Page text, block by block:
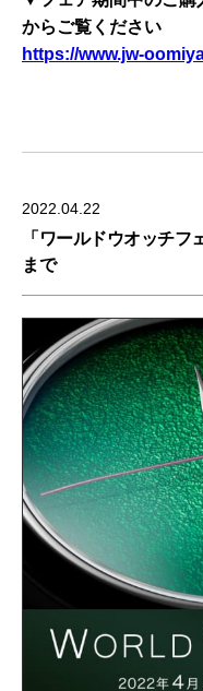
からご覧ください
https://www.jw-
2022.04.22
「ワールドウオッチ
まで